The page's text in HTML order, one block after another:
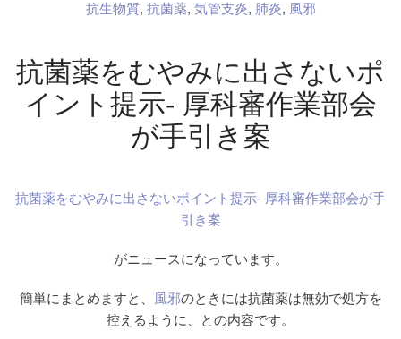
抗生物質, 抗菌薬, 気管支炎, 肺炎, 風邪
抗菌薬をむやみに出さないポ
イント提示- 厚科審作業部会
が手引き案
抗菌薬をむやみに出さないポイント提示- 厚科審作業部会が手
引き案
がニュースになっています。
簡単にまとめますと、 風邪のときには抗菌薬は無効で処方を
控えるように、との内容です。